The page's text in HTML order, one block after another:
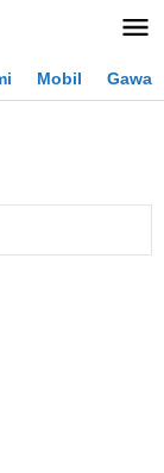
Mobil Gawai